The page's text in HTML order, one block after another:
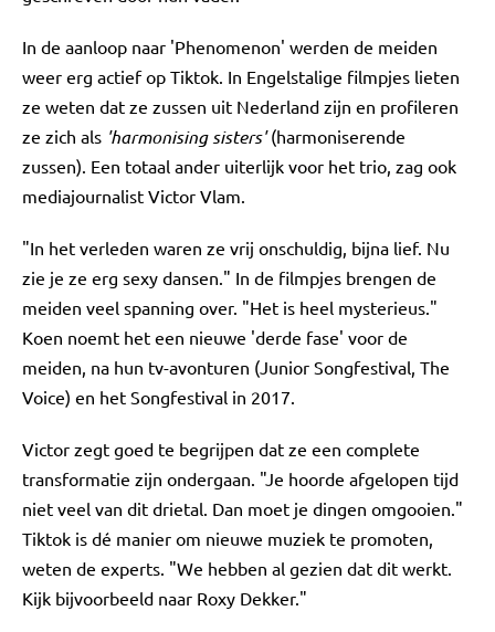
In de aanloop naar 'Phenomenon' werden de meiden
weer erg actief op Tiktok. In Engelstalige filmpjes lieten
ze weten dat ze zussen uit Nederland zijn en profileren
ze zich als 'harmonising sisters'(harmoniserende
zussen). Een totaal ander uiterlijk voor het trio, zag ook
mediajournalist Victor Vlam.
"In het verleden waren ze vrij onschuldig, bijna lief. Nu
zie je ze erg sexy dansen." In de filmpjes brengen de
meiden veel spanning over. "Het is heel mysterieus."
Koen noemt het een nieuwe 'derde fase' voor de
meiden, na hun tv-avonturen (Junior Songfestival, The
Voice) en het Songfestival in 2017.
Victor zegt goed te begrijpen dat ze een complete
transformatie zijn ondergaan. "Je hoorde afgelopen tijd
niet veel van dit drietal. Dan moet je dingen omgooien."
Tiktok is dé manier om nieuwe muziek te promoten,
weten de experts. "We hebben al gezien dat dit werkt.
Kijk bijvoorbeeld naar Roxy Dekker."